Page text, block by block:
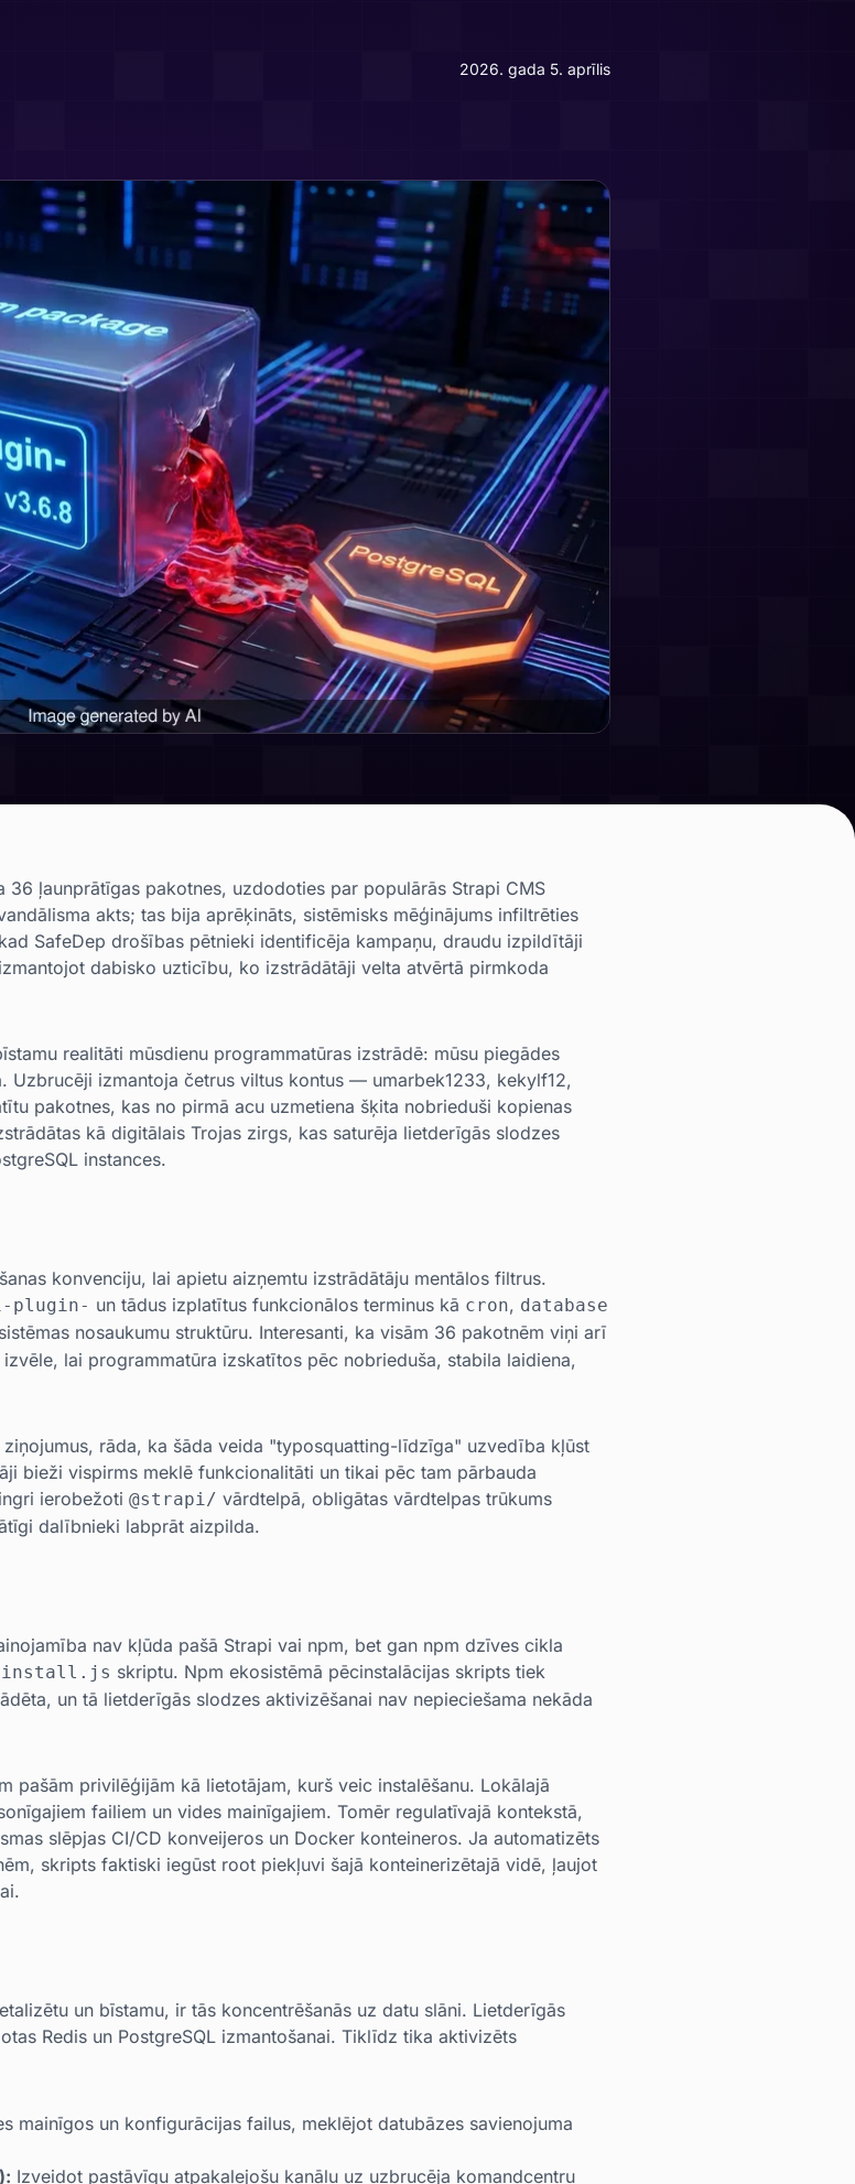
2026. gada 5. aprīlis
ļaunprātīgas pakotnes, uzdodoties par populārās Strapi CMS
akts; tas bija aprēķināts, sistēmisks mēģinājums infiltrēties
SafeDep drošības pētnieki identificēja kampaņu, draudu izpildītāji
dabisko uzticību, ko izstrādātāji velta atvērtā pirmkoda
realitāti mūsdienu programmatūras izstrādē: mūsu piegādes
izmantoja četrus viltus kontus — umarbek1233, kekylf12,
pakotnes, kas no pirmā acu uzmetiena šķita nobrieduši kopienas
kā digitālais Trojas zirgs, kas saturēja lietderīgās slodzes
instances.
konvenciju, lai apietu aizņemtu izstrādātāju mentālos filtrus.
plugin- un tādus izplatītus funkcionālos terminus kā cron, database
nosaukumu struktūru. Interesanti, ka visām 36 pakotnēm viņi arī
lai programmatūra izskatītos pēc nobrieduša, stabila laidiena,
rāda, ka šāda veida "typosquatting-līdzīga" uzvedība kļūst
bieži vispirms meklē funkcionalitāti un tikai pēc tam pārbauda
ierobežoti @strapi/ vārdtelpā, obligātas vārdtelpas trūkums
dalībnieki labprāt aizpilda.
nav kļūda pašā Strapi vai npm, bet gan npm dzīves cikla
skriptu. Npm ekosistēmā pēcinstalācijas skripts tiek
un tā lietderīgās slodzes aktivizēšanai nav nepieciešama nekāda
pašām privilēģijām kā lietotājam, kurš veic instalēšanu. Lokālajā
failiem un vides mainīgajiem. Tomēr regulatīvajā kontekstā,
slēpjas CI/CD konveijeros un Docker konteineros. Ja automatizēts
skripts faktiski iegūst root piekļuvi šajā konteinerizētajā vidē, ļaujot
un bīstamu, ir tās koncentrēšanās uz datu slāni. Lietderīgās
Redis un PostgreSQL izmantošanai. Tiklīdz tika aktivizēts
mainīgos un konfigurācijas failus, meklējot datubāzes savienojuma
Izveidot pastāvīgu atpakaļejošu kanālu uz uzbrucēja komandcentru